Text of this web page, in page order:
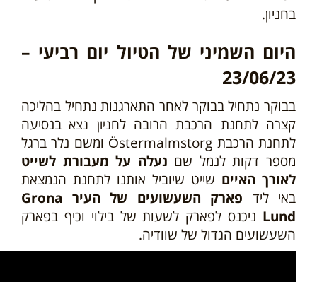
בחניון.
היום השמיני של הטיול יום רביעי –
23/06/23
בבוקר נתחיל בבוקר לאחר התארגנות נתחיל בהליכה
קצרה לתחנת הרכבת הרובה לחניון נצא בנסיעה
לתחנת הרכבת Östermalmstorg ומשם נלר ברגל
מספר דקות לנמל שם נעלה על מעבורת לשייט
לאורך האיים שייט שיוביל אותנו לתחנת הנמצאת
באי ליד
פארק השעשועים של העיר Grona
Lund ניכנס לפארק לשעות של בילוי וכיף בפארק
השעשועים הגדול של שוודיה.